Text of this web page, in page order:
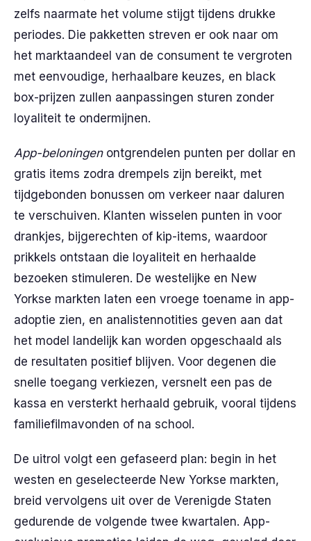
zelfs naarmate het volume stijgt tijdens drukke
periodes. Die pakketten streven er ook naar om
het marktaandeel van de consument te vergroten
met eenvoudige, herhaalbare keuzes, en black
box-prijzen zullen aanpassingen sturen zonder
loyaliteit te ondermijnen.
App-beloningenontgrendelen punten per dollar en
gratis items zodra drempels zijn bereikt, met
tijdgebonden bonussen om verkeer naar daluren
te verschuiven. Klanten wisselen punten in voor
drankjes, bijgerechten of kip-items, waardoor
prikkels ontstaan die loyaliteit en herhaalde
bezoeken stimuleren. De westelijke en New
Yorkse markten laten een vroege toename in app-
adoptie zien, en analistennotities geven aan dat
het model landelijk kan worden opgeschaald als
de resultaten positief blijven. Voor degenen die
snelle toegang verkiezen, versnelt een pas de
kassa en versterkt herhaald gebruik, vooral tijdens
familiefilmavonden of na school.
De uitrol volgt een gefaseerd plan: begin in het
westen en geselecteerde New Yorkse markten,
breid vervolgens uit over de Verenigde Staten
gedurende de volgende twee kwartalen. App-